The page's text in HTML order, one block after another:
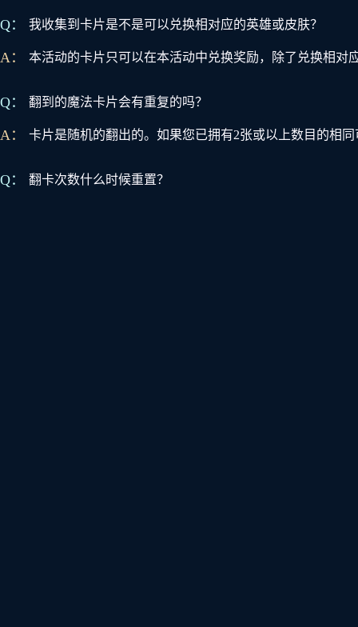
Q： 我收集到卡片是不是可以兑换相对应的英雄或皮肤？
A： 本活动的卡片只可以在本活动中兑换奖励，除了兑换相对
Q： 翻到的魔法卡片会有重复的吗？
A： 卡片是随机的翻出的。如果您已拥有2张或以上数目的相
Q： 翻卡次数什么时候重置？